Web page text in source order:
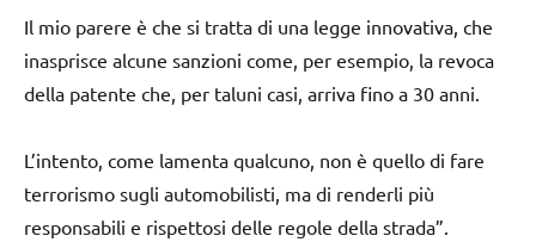
Il mio parere è che si tratta di una legge innovativa, che
inasprisce alcune sanzioni come, per esempio, la revoca
della patente che, per taluni casi, arriva fino a 30 anni.
L’intento, come lamenta qualcuno, non è quello di fare
terrorismo sugli automobilisti, ma di renderli più
responsabili e rispettosi delle regole della strada”.